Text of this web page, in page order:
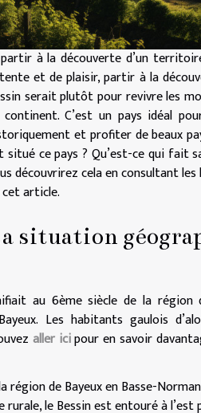
à la découverte d’un
et de plaisir, partir à la
serait plutôt pour revivre les
C’est un pays idéal
et profiter de beaux
situé ce pays ? Qu’est-ce qui fait
découvrirez cela en consultant
article.
situation
au 6ème siècle de la région
Les habitants gaulois
aller icipour en savoir
de Bayeux en Basse-
le Bessin est entouré à l’est